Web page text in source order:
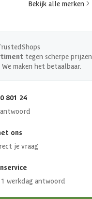
Bekijk alle merken
tegen scherpe prijzen
We maken het betaalbaar.
801 24
ons
je vraag
1 werkdag antwoord